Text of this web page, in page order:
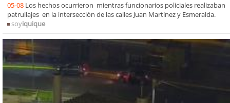
05-08 Los hechos ocurrieron mientras funcionarios policiales realizaban
patrullajes en la intersección de las calles Juan Martínez y Esmeralda.
soyiquique